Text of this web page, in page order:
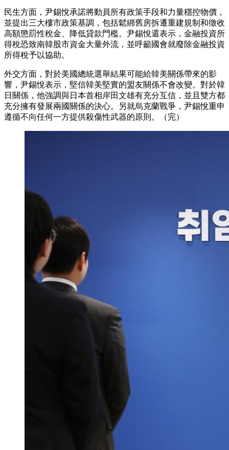
民生方面，尹錫悅承諾將動員所有政策手段和力量穩控物價，
並提出三大樓市政策基調，包括鬆綁舊房拆遷重建規制和徵收
高額懲罰性稅金、降低貸款門檻。尹錫悅還表示，金融投資所
得稅恐致南韓股市資金大量外流，並呼籲國會就廢除金融投資
所得稅予以協助。
外交方面，對於美國總統選舉結果可能給韓美關係帶來的影
響，尹錫悅表示，堅信韓美堅實的盟友關係不會改變。對於韓
日關係，他強調與日本首相岸田文雄有充分互信，並且雙方都
充分擁有發展兩國關係的決心。另就烏克蘭戰爭，尹錫悅重申
遵循不向任何一方提供殺傷性武器的原則。（完）